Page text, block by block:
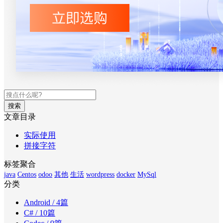
搜索
文章目录
实际使用
拼接字符
标签聚合
java Centos odoo 其他 生活 wordpress docker MySql
分类
Android / 4篇
C# / 10篇